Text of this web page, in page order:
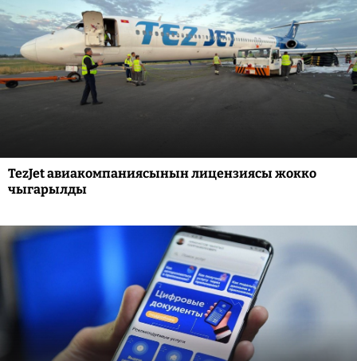
TezJet авиакомпаниясынын лицензиясы жокко
чыгарылды